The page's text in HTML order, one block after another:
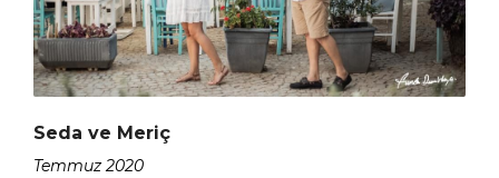
Seda ve Meriç
Temmuz 2020